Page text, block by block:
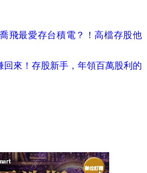
飛最愛存台積電？！高檔存股他
回來！存股新手，年領百萬股利的